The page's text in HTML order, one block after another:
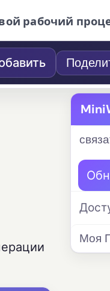
рабочий
Моя